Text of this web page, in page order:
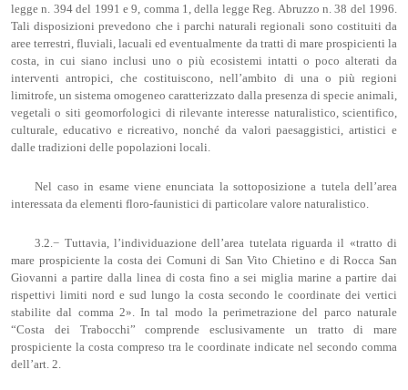
legge n. 394 del 1991 e 9, comma 1, della legge Reg. Abruzzo n. 38 del 1996.
Tali disposizioni prevedono che i parchi naturali regionali sono costituiti da
aree terrestri, fluviali, lacuali ed eventualmente da tratti di mare prospicienti la
costa, in cui siano inclusi uno o più ecosistemi intatti o poco alterati da
interventi antropici, che costituiscono, nell’ambito di una o più regioni
limitrofe, un sistema omogeneo caratterizzato dalla presenza di specie animali,
vegetali o siti geomorfologici di rilevante interesse naturalistico, scientifico,
culturale, educativo e ricreativo, nonché da valori paesaggistici, artistici e
dalle tradizioni delle popolazioni locali.
Nel caso in esame viene enunciata la sottoposizione a tutela dell’area
interessata da elementi floro-faunistici di particolare valore naturalistico.
3.2.− Tuttavia, l’individuazione dell’area tutelata riguarda il «tratto di
mare prospiciente la costa dei Comuni di San Vito Chietino e di Rocca San
Giovanni a partire dalla linea di costa fino a sei miglia marine a partire dai
rispettivi limiti nord e sud lungo la costa secondo le coordinate dei vertici
stabilite dal comma 2». In tal modo la perimetrazione del parco naturale
“Costa dei Trabocchi” comprende esclusivamente un tratto di mare
prospiciente la costa compreso tra le coordinate indicate nel secondo comma
dell’art. 2.